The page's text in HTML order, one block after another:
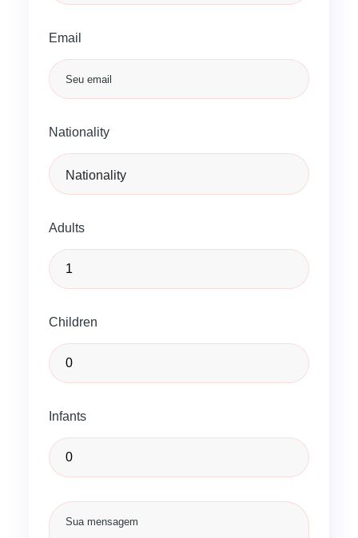
Email
Nationality
Adults
Children
Infants